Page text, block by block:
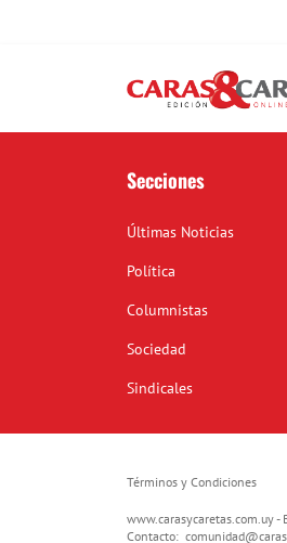
Secciones
Últimas Noticias
Política
Columnistas
Sociedad
Sindicales
Términos y Condiciones
www.carasycaretas.com.uy
Contacto: